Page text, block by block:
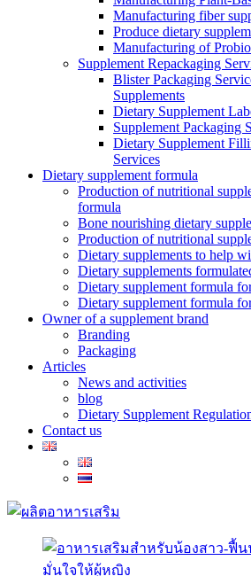
Manufacturing fiber
Produce dietary
Manufacturing of
Supplement Repackaging
Blister Packaging
Supplements​
Dietary Supplement
Supplement Packaging
Dietary Supplement
Services
Dietary supplement formula
Production of nutritional
formula
Bone nourishing dietary
Production of nutritional
Dietary supplements to help
Dietary supplements
Dietary supplement formula
Dietary supplement formula
Owner of a supplement brand
Branding
Packaging
Articles
News and activities
blog
Dietary Supplement
Contact us